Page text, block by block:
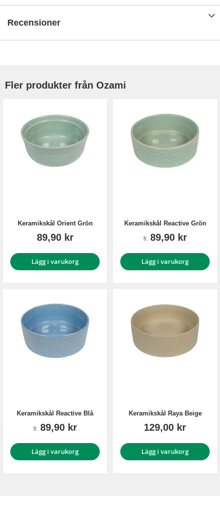
Recensioner
Fler produkter från Ozami
Keramikskål Orient Grön
89,90 kr
Lägg i varukorg
Keramikskål Reactive Grön
fr. 89,90 kr
Lägg i varukorg
Keramikskål Reactive Blå
fr. 89,90 kr
Lägg i varukorg
Keramikskål Raya Beige
129,00 kr
Lägg i varukorg